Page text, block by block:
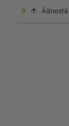
● Tshekki
● Liettua 59
● Kypros 55
9 Äänestä